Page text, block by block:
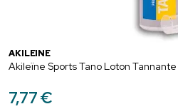
AKILEÏNE
Akileïne Sports Tano Loton
7,77€